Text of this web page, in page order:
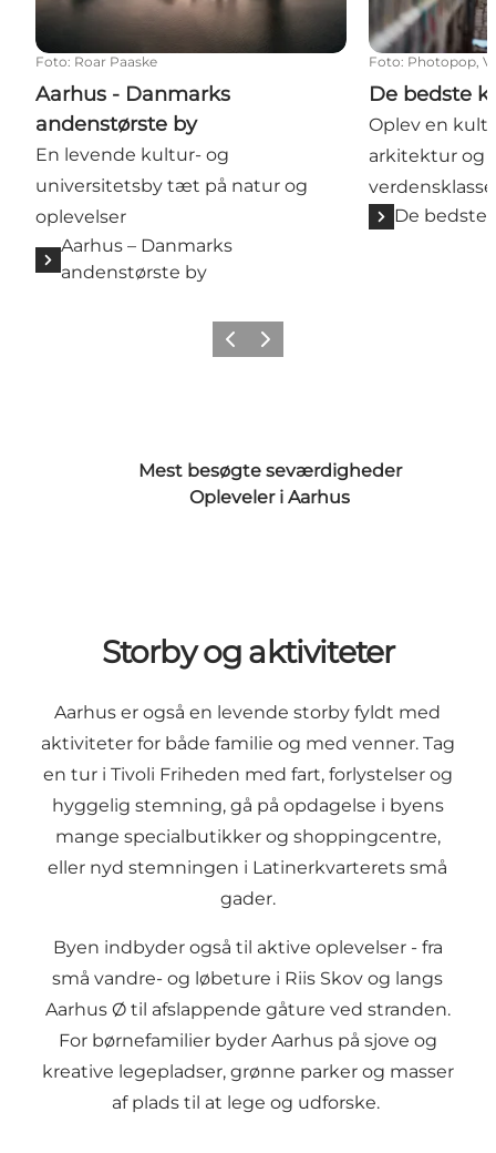
Foto: Roar Paaske
Aarhus - Danmarks
andenstørste by
En levende kultur- og
universitetsby tæt på natur og
oplevelser
Aarhus – Danmarks
andenstørste by
Foto: Photopop,
De bedste
Oplev en
arkitektur og
verdensklasse
De bedste
ForrigeNæste
Mest besøgte seværdigheder
Opleveler i Aarhus
Storby og aktiviteter
Aarhus er også en levende storby fyldt med
aktiviteter for både familie og med venner. Tag
en tur i Tivoli Friheden med fart, forlystelser og
hyggelig stemning, gå på opdagelse i byens
mange specialbutikker og shoppingcentre,
eller nyd stemningen i Latinerkvarterets små
gader.
Byen indbyder også til aktive oplevelser - fra
små vandre- og løbeture i Riis Skov og langs
Aarhus Ø til afslappende gåture ved stranden.
For børnefamilier byder Aarhus på sjove og
kreative legepladser, grønne parker og masser
af plads til at lege og udforske.